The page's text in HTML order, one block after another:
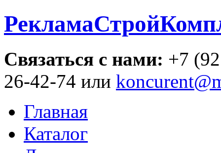
Связаться с нами: +7
26-42-74 или
Главная
Каталог